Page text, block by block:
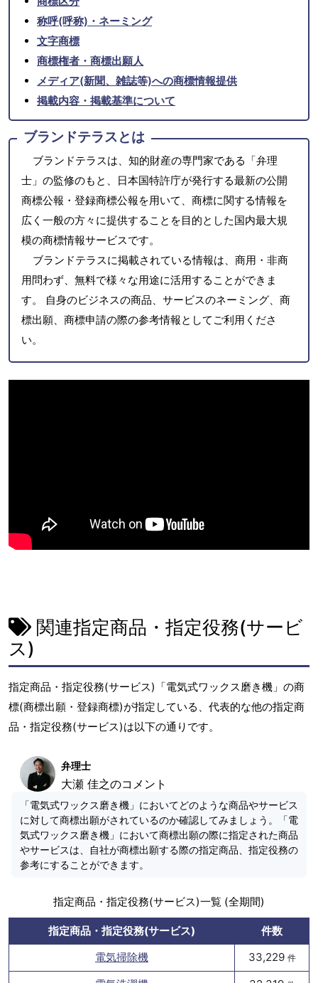
称呼(呼称)・ネーミング
文字商標
商標権者・商標出願人
メディア(新聞、雑誌等)への商標情報提供
掲載内容・掲載基準について
ブランドテラスとは
ブランドテラスは、知的財産の専門家である「弁理
士」の監修のもと、日本国特許庁が発行する最新の公開
商標公報・登録商標公報を用いて、商標に関する情報を
広く一般の方々に提供することを目的とした国内最大規
模の商標情報サービスです。
ブランドテラスに掲載されている情報は、商用・非商
用問わず、無料で様々な用途に活用することができま
す。 自身のビジネスの商品、サービスのネーミング、商
標出願、商標申請の際の参考情報としてご利用くださ
い。
関連指定商品・指定役務(サービ
ス)
指定商品・指定役務(サービス)「電気式ワックス磨き機」の商
標(商標出願・登録商標)が指定している、代表的な他の指定商
品・指定役務(サービス)は以下の通りです。
弁理士
大瀬 佳之のコメント
「電気式ワックス磨き機」においてどのような商品やサービス
に対して商標出願がされているのか確認してみましょう。「電
気式ワックス磨き機」において商標出願の際に指定された商品
やサービスは、自社が商標出願する際の指定商品、指定役務の
参考にすることができます。
指定商品・指定役務(サービス)一覧 (全期間)
指定商品・指定役務(サービス)
件数
電気掃除機
33,229 件